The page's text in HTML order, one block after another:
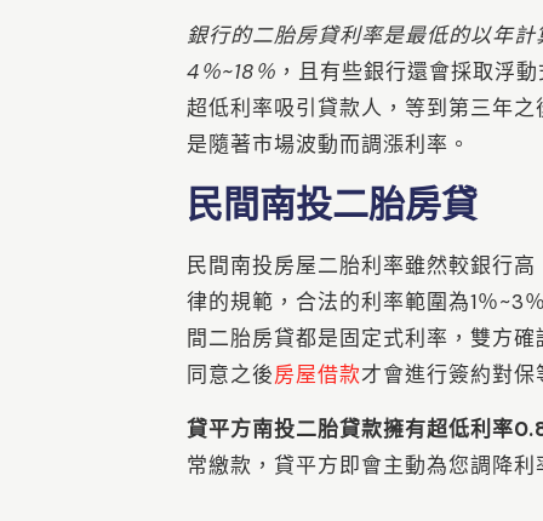
銀行的二胎房貸利率是最低的以年計
4％~18％ ，且有些銀行還會採取浮
超低利率吸引貸款人，等到第三年
是隨著市場波動而調漲利率。
民間南投二胎房貸
民間南投房屋二胎利率雖然較銀行
律的規範，合法的利率範圍為1％~3
間二胎房貸都是固定式利率，雙方
同意之後房屋借款才會進行簽約對
貸平方南投二胎貸款擁有超低利率
常繳款，貸平方即會主動為您調降利